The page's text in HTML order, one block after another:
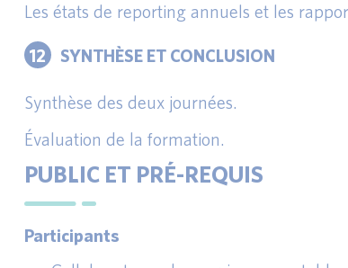
Les états de reporting annuels et les
12 SYNTHÈSE ET CONCLUSION
Synthèse des deux journées.
Évaluation de la formation.
PUBLIC ET PRÉ-REQUIS
Participants